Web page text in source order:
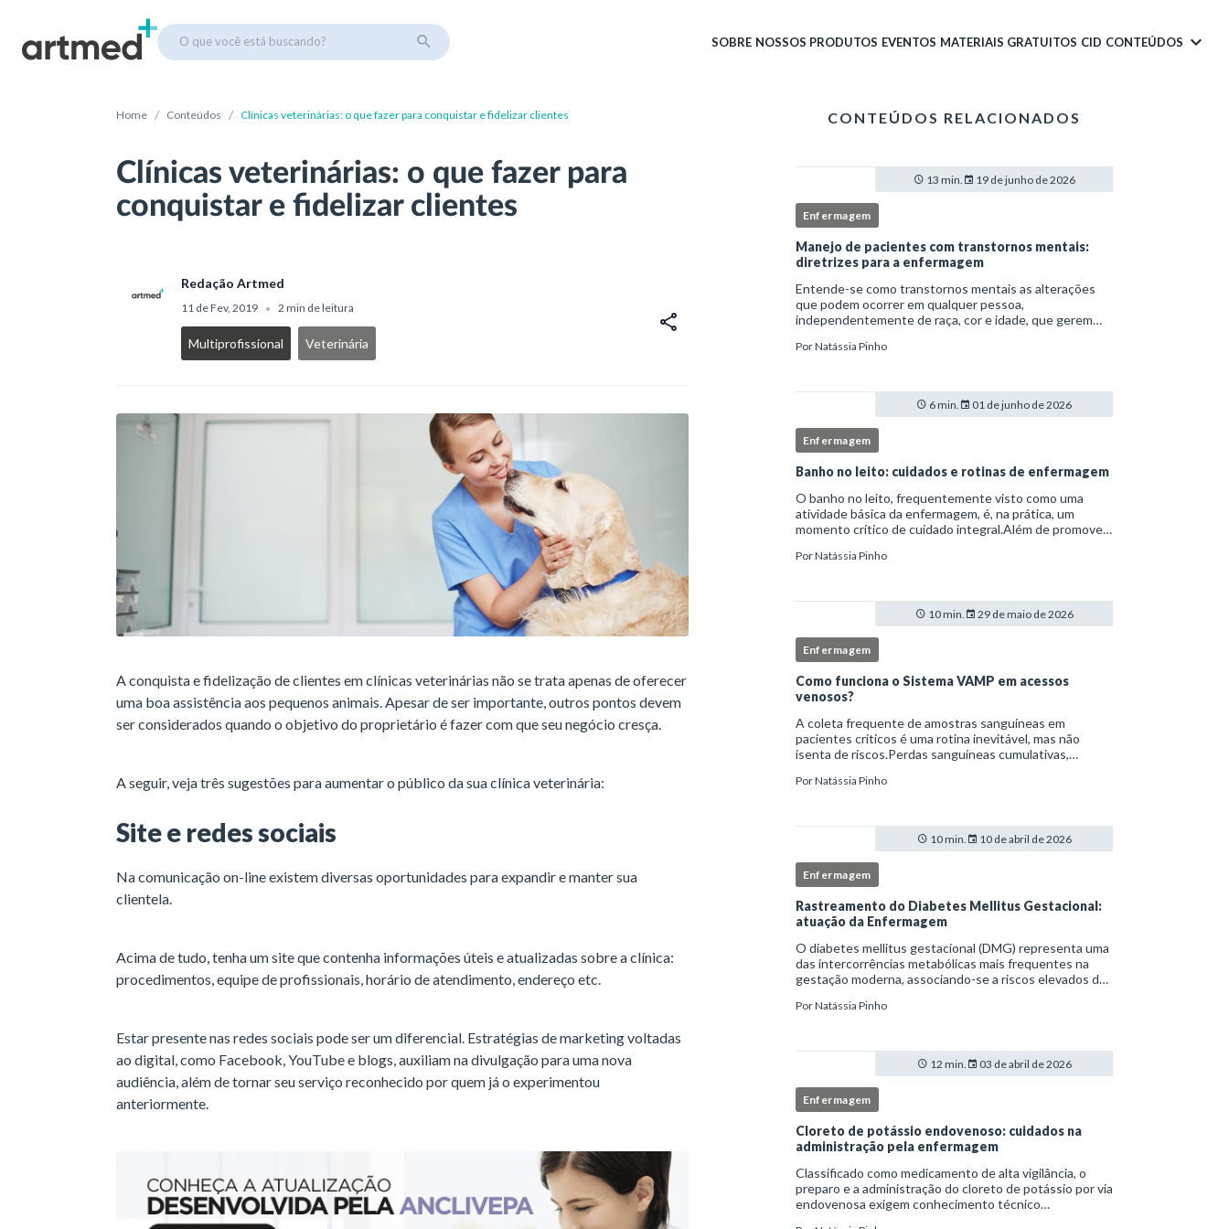
O que você está buscando? SOBRE NOSSOS PRODUTOS EVENTOS MATERIAIS GRATUITOS CID CONTEÚDOS
Home / Conteúdos / Clínicas veterinárias: o que fazer para conquistar e fidelizar clientes
Clínicas veterinárias: o que fazer para
conquistar e fidelizar clientes
Redação Artmed
11 de Fev, 2019 • 2 min de leitura
Multiprofissional Veterinária
A conquista e fidelização de clientes em clínicas veterinárias não se trata apenas de oferecer
uma boa assistência aos pequenos animais. Apesar de ser importante, outros pontos devem
ser considerados quando o objetivo do proprietário é fazer com que seu negócio cresça.
A seguir, veja três sugestões para aumentar o público da sua clínica veterinária:
Site e redes sociais
Na comunicação on-line existem diversas oportunidades para expandir e manter sua
clientela.
Acima de tudo, tenha um site que contenha informações úteis e atualizadas sobre a clínica:
procedimentos, equipe de profissionais, horário de atendimento, endereço etc.
Estar presente nas redes sociais pode ser um diferencial. Estratégias de marketing voltadas
ao digital, como Facebook, YouTube e blogs, auxiliam na divulgação para uma nova
audiência, além de tornar seu serviço reconhecido por quem já o experimentou
anteriormente.
CONTEÚDOS RELACIONADOS
13 min. 19 de junho de 2026
Enfermagem
Manejo de pacientes com transtornos mentais:
diretrizes para a enfermagem
Entende-se como transtornos mentais as alterações
que podem ocorrer em qualquer pessoa,
independentemente de raça, cor e idade, que gerem
do indivíduo.Por isso, os transtornos psiquiátricos rep
PorNatássia Pinho
6 min. 01 de junho de 2026
Enfermagem
Banho no leito: cuidados e rotinas de enfermagem
O banho no leito, frequentemente visto como uma
atividade básica da enfermagem, é, na prática, um
momento crítico de cuidado integral.Além de promover
detalhada, prevenção de complicações e fortalec
PorNatássia Pinho
10 min. 29 de maio de 2026
Enfermagem
Como funciona o Sistema VAMP em acessos
venosos?
A coleta frequente de amostras sanguíneas em
pacientes críticos é uma rotina inevitável, mas não
isenta de riscos.Perdas sanguíneas cumulativas,
necessidade de múltiplas punções e manipulação
PorNatássia Pinho
10 min. 10 de abril de 2026
Enfermagem
Rastreamento do Diabetes Mellitus Gestacional:
atuação da Enfermagem
O diabetes mellitus gestacional (DMG) representa uma
das intercorrências metabólicas mais frequentes na
gestação moderna, associando-se a riscos elevados de
identificado precocemente.Neste cenário, o enferm
PorNatássia Pinho
12 min. 03 de abril de 2026
Enfermagem
Cloreto de potássio endovenoso: cuidados na
administração pela enfermagem
Classificado como medicamento de alta vigilância, o
preparo e a administração do cloreto de potássio por via
endovenosa exigem conhecimento técnico